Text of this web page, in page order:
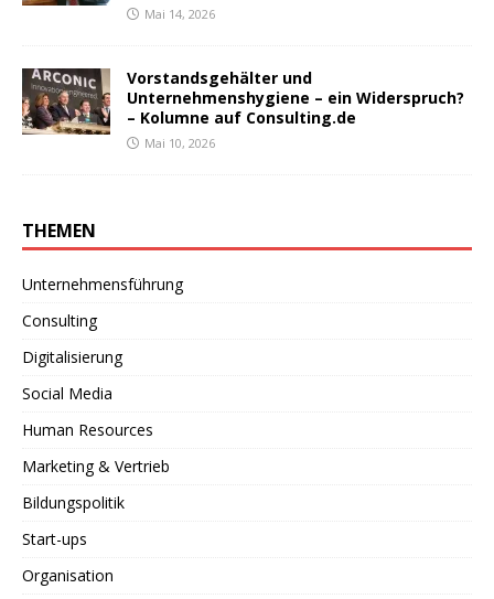
Mai 14, 2026
Vorstandsgehälter und
Unternehmenshygiene – ein Widerspruch?
– Kolumne auf Consulting.de
Mai 10, 2026
THEMEN
Unternehmensführung
Consulting
Digitalisierung
Social Media
Human Resources
Marketing & Vertrieb
Bildungspolitik
Start-ups
Organisation